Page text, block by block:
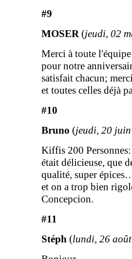
#9
MOSER (jeudi, 02
Merci à toute
pour notre
satisfait chacun;
et toutes celles déjà
#10
Bruno (jeudi, 20
Kiffis 200
était délicieuse, que
qualité, super
et on a trop bien
Concepcion.
#11
Stéph (lundi, 26